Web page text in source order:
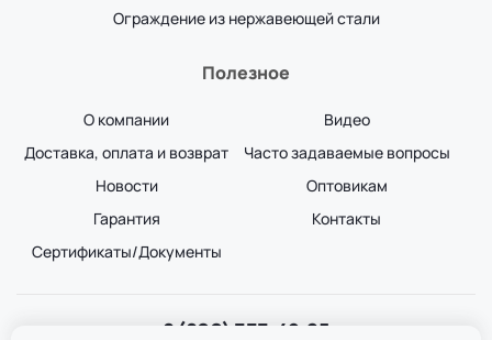
Ограждение из нержавеющей стали
Полезное
О компании
Доставка, оплата и возврат
Новости
Гарантия
Сертификаты/Документы
Видео
Часто задаваемые вопросы
Оптовикам
Контакты
8 (800) 333-49-25